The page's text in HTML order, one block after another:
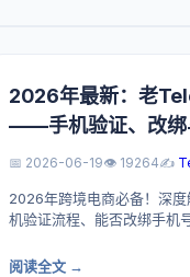
2026年最新：老
——手机验证、改绑
📅 2026-06-19👁️ 19264✍️
2026年跨境电商必备！深
机验证流程、能否改绑手机
阅读全文 →